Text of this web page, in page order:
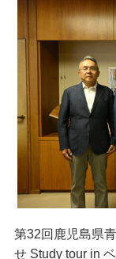
第32回鹿児島県
せ Study tour in